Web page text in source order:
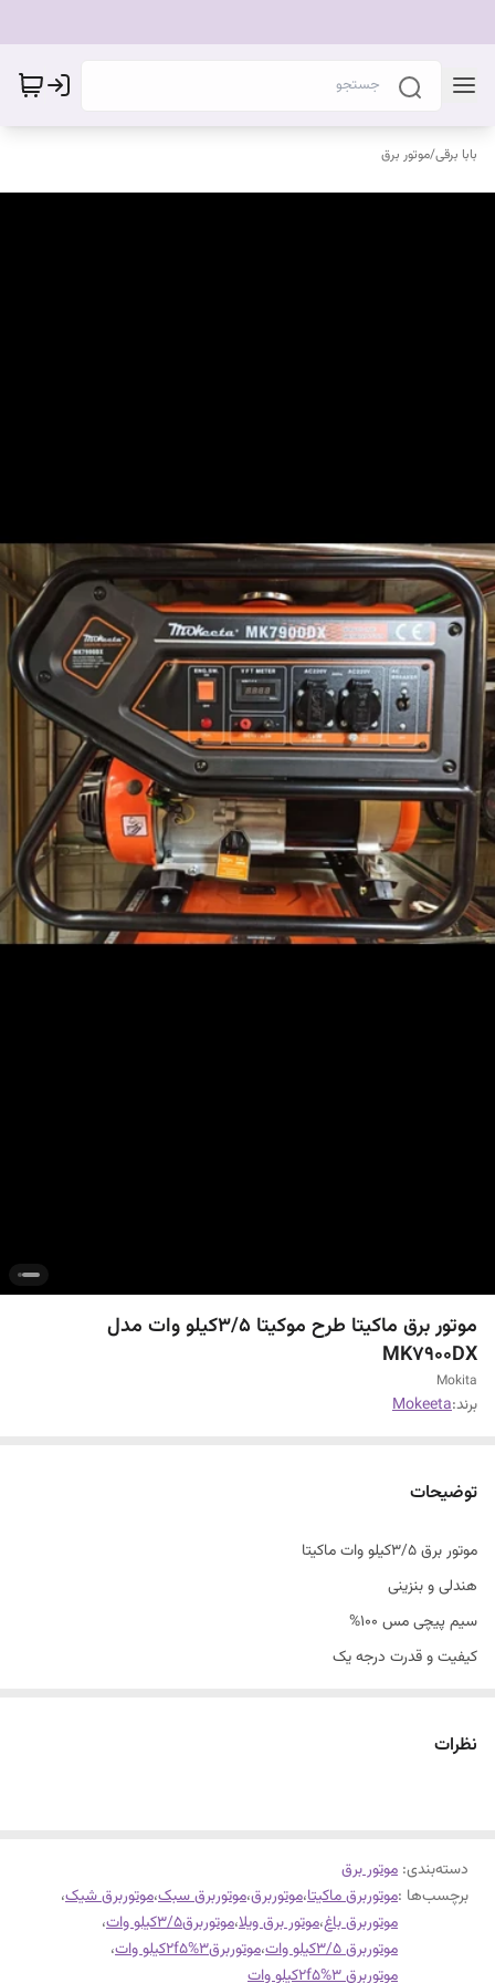
بابا برقی/موتور برق
موتور برق ماکیتا طرح موکیتا 3/5کیلو وات مدل
MK7900DX
Mokita
برند:Mokeeta
توضیحات
موتور برق 3/5کیلو وات ماکیتا
هندلی و بنزینی
سیم پیچی مس 100%
کیفیت و قدرت درجه یک
نظرات
دسته‌بندی: موتور برق
برچسب‌ها :موتوربرق ماکیتا،موتوربرق،موتوربرق سبک،موتوربرق شیک،
موتوربرق باغ،موتور برق ویلا،موتوربرق3/5کیلو وات
،
موتوربرق 3/5کیلو وات
،موتوربرق3%2f5کیلو وات
،
موتوربرق 3%2f5کیلو وات